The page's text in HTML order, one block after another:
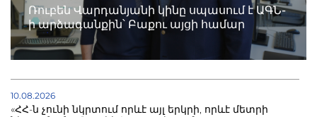
Ռուբեն Վարդանյանի կինը սպասում է ԱԳՆ-
ի արձագանքին՝ Բաքու այցի համար
10.08.2026
«ՀՀ-ն չունի նկրտում որևէ այլ երկրի, որևէ մետրի